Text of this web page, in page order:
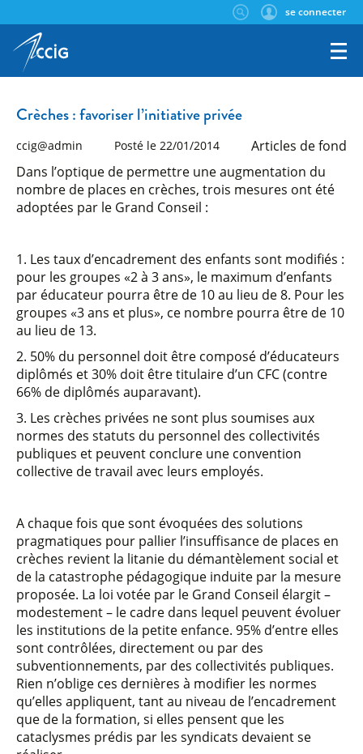
se connecter
Crèches : favoriser l’initiative privée
ccig@admin Posté le 22/01/2014
Articles de fond
Dans l’optique de permettre une augmentation du
nombre de places en crèches, trois mesures ont été
adoptées par le Grand Conseil :
1. Les taux d’encadrement des enfants sont modifiés :
pour les groupes «2 à 3 ans», le maximum d’enfants
par éducateur pourra être de 10 au lieu de 8. Pour les
groupes «3 ans et plus», ce nombre pourra être de 10
au lieu de 13.
2. 50% du personnel doit être composé d’éducateurs
diplômés et 30% doit être titulaire d’un CFC (contre
66% de diplômés auparavant).
3. Les crèches privées ne sont plus soumises aux
normes des statuts du personnel des collectivités
publiques et peuvent conclure une convention
collective de travail avec leurs employés.
A chaque fois que sont évoquées des solutions
pragmatiques pour pallier l’insuffisance de places en
crèches revient la litanie du démantèlement social et
de la catastrophe pédagogique induite par la mesure
proposée. La loi votée par le Grand Conseil élargit –
modestement – le cadre dans lequel peuvent évoluer
les institutions de la petite enfance. 95% d’entre elles
sont contrôlées, directement ou par des
subventionnements, par des collectivités publiques.
Rien n’oblige ces dernières à modifier les normes
qu’elles appliquent, tant au niveau de l’encadrement
que de la formation, si elles pensent que les
cataclysmes prédis par les syndicats devaient se